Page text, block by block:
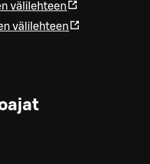
välilehteen
välilehteen